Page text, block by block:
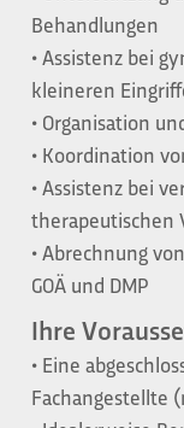
Behandlungen
• Assistenz bei
kleineren
• Organisation
• Koordination
• Assistenz bei
therapeutischen
• Abrechnung
GOÄ und DMP
Ihre
• Eine
Fachangestellte